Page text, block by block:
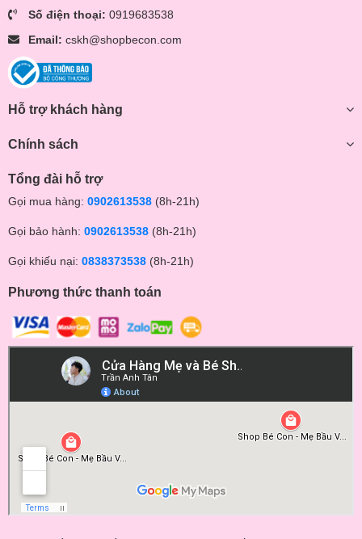
Số điện thoại: 0919683538
Email: cskh@shopbecon.com
Hỗ trợ khách hàng
Chính sách
Tổng đài hỗ trợ
Gọi mua hàng: 0902613538 (8h-21h)
Gọi bảo hành: 0902613538 (8h-21h)
Gọi khiếu nại: 0838373538 (8h-21h)
Phương thức thanh toán